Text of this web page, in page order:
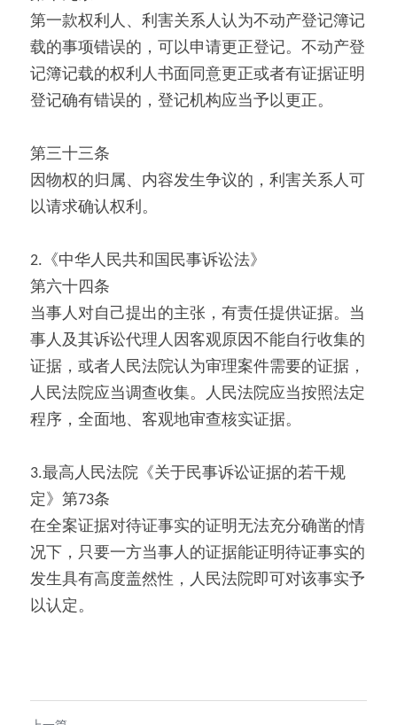
第一款权利人、利害关系人认为不动产登记簿记
载的事项错误的，可以申请更正登记。不动产登
记簿记载的权利人书面同意更正或者有证据证明
登记确有错误的，登记机构应当予以更正。
第三十三条
因物权的归属、内容发生争议的，利害关系人可
以请求确认权利。
2.《中华人民共和国民事诉讼法》
第六十四条
当事人对自己提出的主张，有责任提供证据。当
事人及其诉讼代理人因客观原因不能自行收集的
证据，或者人民法院认为审理案件需要的证据，
人民法院应当调查收集。人民法院应当按照法定
程序，全面地、客观地审查核实证据。
3.最高人民法院《关于民事诉讼证据的若干规
定》第73条
在全案证据对待证事实的证明无法充分确凿的情
况下，只要一方当事人的证据能证明待证事实的
发生具有高度盖然性，人民法院即可对该事实予
以认定。